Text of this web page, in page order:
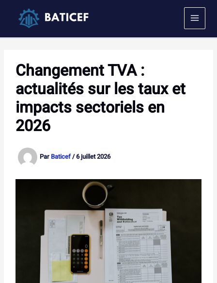
contenu
Changement TVA :
actualités sur les taux et
impacts sectoriels en
2026
Par Baticef/6 juillet 2026